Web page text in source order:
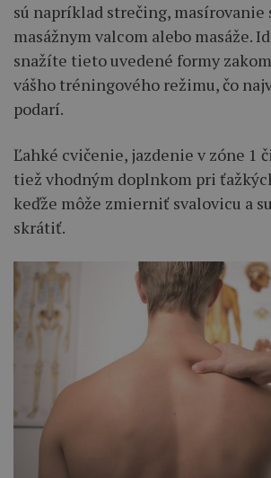
sú napríklad strečing, masírovanie
masážnym valcom alebo masáže.
snažíte tieto uvedené formy
vášho tréningového režimu, čo
podarí.
Ľahké cvičenie, jazdenie v zóne 1
tiež vhodným doplnkom pri
keďže môže zmierniť svalovicu a
skrátiť.